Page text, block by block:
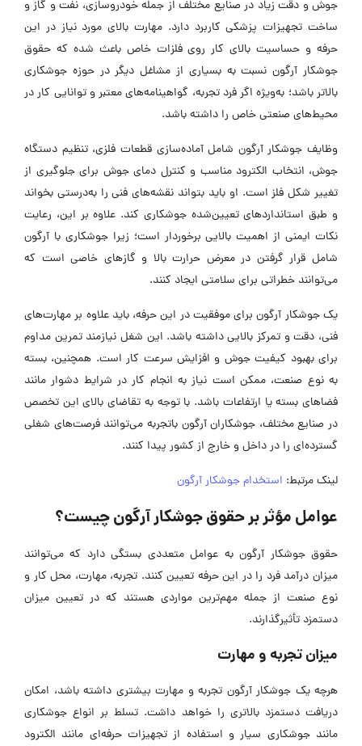
جوش و دقت زیاد در صنایع مختلف از جمله خودروسازی، نفت و گاز و
ساخت تجهیزات پزشکی کاربرد دارد. مهارت بالای مورد نیاز در این
حرفه و حساسیت بالای کار روی فلزات خاص باعث شده که حقوق
جوشکار آرگون نسبت به بسیاری از مشاغل دیگر در حوزه جوشکاری
بالاتر باشد؛ به‌ویژه اگر فرد تجربه، گواهینامه‌های معتبر و توانایی کار در
محیط‌های صنعتی خاص را داشته باشد.
وظایف جوشکار آرگون شامل آماده‌سازی قطعات فلزی، تنظیم دستگاه
جوش، انتخاب الکترود مناسب و کنترل دمای جوش برای جلوگیری از
تغییر شکل فلز است. او باید بتواند نقشه‌های فنی را به‌درستی بخواند
و طبق استاندارد‌های تعیین‌شده جوشکاری کند. علاوه بر این، رعایت
نکات ایمنی از اهمیت بالایی برخوردار است؛ زیرا جوشکاری با آرگون
شامل قرار گرفتن در معرض حرارت بالا و گاز‌های خاصی است که
می‌توانند خطراتی برای سلامتی ایجاد کنند.
یک جوشکار آرگون برای موفقیت در این حرفه، باید علاوه بر مهارت‌های
فنی، دقت و تمرکز بالایی داشته باشد. این شغل نیازمند تمرین مداوم
برای بهبود کیفیت جوش و افزایش سرعت کار است. همچنین، بسته
به نوع صنعت، ممکن است نیاز به انجام کار در شرایط دشوار مانند
فضا‌های بسته یا ارتفاعات باشد. با توجه به تقاضای بالای این تخصص
در صنایع مختلف، جوشکاران آرگون باتجربه می‌توانند فرصت‌های شغلی
گسترده‌ای را در داخل و خارج از کشور پیدا کنند.
لینک مرتبط: استخدام جوشکار آرگون
عوامل مؤثر بر حقوق جوشکار آرگون چیست؟
حقوق جوشکار آرگون به عوامل متعددی بستگی دارد که می‌توانند
میزان درآمد فرد را در این حرفه تعیین کنند. تجربه، مهارت، محل کار و
نوع صنعت از جمله مهم‌ترین مواردی هستند که در تعیین میزان
دستمزد تأثیرگذارند.
میزان تجربه و مهارت
هرچه یک جوشکار آرگون تجربه و مهارت بیشتری داشته باشد، امکان
دریافت دستمزد بالاتری را خواهد داشت. تسلط بر انواع جوشکاری
مانند جوشکاری سیار و استفاده از تجهیزات حرفه‌ای مانند الکترود